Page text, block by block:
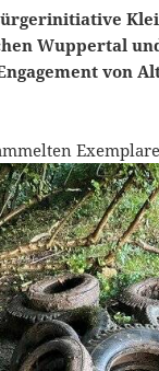
Wuppertal
von
Exemplare